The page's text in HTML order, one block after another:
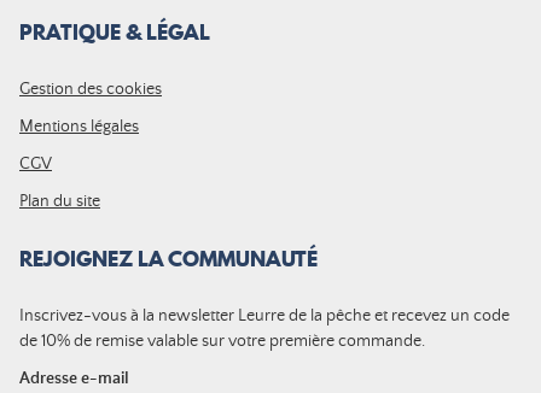
PRATIQUE & LÉGAL
Gestion des cookies
Mentions légales
CGV
Plan du site
REJOIGNEZ LA COMMUNAUTÉ
Inscrivez-vous à la newsletter Leurre de la pêche et recevez un code
de 10% de remise valable sur votre première commande.
Adresse e-mail